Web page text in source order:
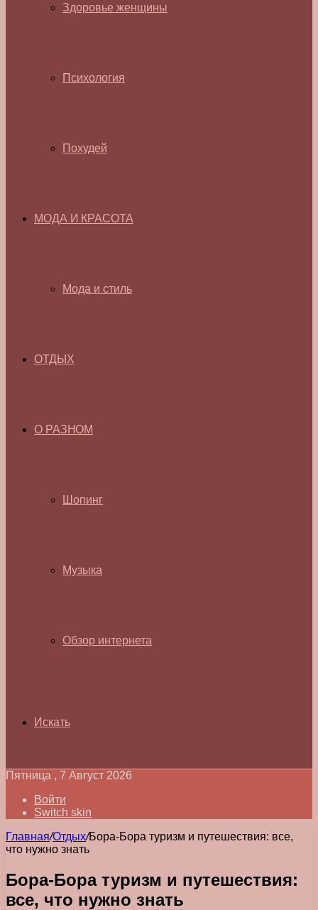
Здоровье женщины
Психология
Похудей
МОДА И КРАСОТА
Мода и стиль
ОТДЫХ
О РАЗНОМ
Шопинг
Музыка
Обзор интернета
Искать
Пятница , 7 Август 2026
Войти
Switch skin
Главная/Отдых/Бора-Бора туризм и путешествия: все,
что нужно знать
Бора-Бора туризм и путешествия:
все, что нужно знать